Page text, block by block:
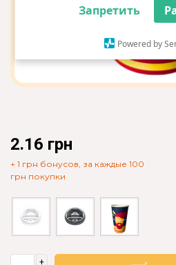
Запретить
Powered by
2.16 грн
+ 1 грн бонусов, за каждые 100
грн покупки
+